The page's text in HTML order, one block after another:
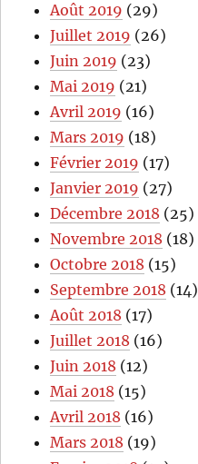
Août 2019 (29)
Juillet 2019 (26)
Juin 2019 (23)
Mai 2019 (21)
Avril 2019 (16)
Mars 2019 (18)
Février 2019 (17)
Janvier 2019 (27)
Décembre 2018 (25)
Novembre 2018 (18)
Octobre 2018 (15)
Septembre 2018 (14)
Août 2018 (17)
Juillet 2018 (16)
Juin 2018 (12)
Mai 2018 (15)
Avril 2018 (16)
Mars 2018 (19)